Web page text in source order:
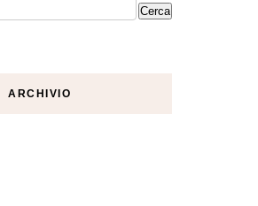
ARCHIVIO